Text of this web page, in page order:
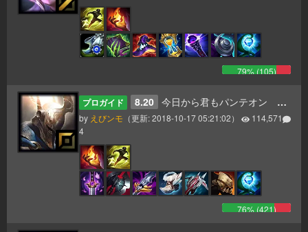
79% (105)
プロガイド 8.20 今日から君もパンテオン 更新8.20
by えびンモ （更新:2018-10-17 05:21:02）
114,571
4
76% (421)